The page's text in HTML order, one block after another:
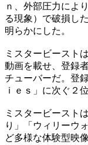
ｎ、外部圧力によ
る現象）で破損し
明らかにした。
ミスタービースト
動画を載せ、登録
チューバーだ。登
ｉｅｓ」に次ぐ２
ミスタービースト
り」「ウィリーウ
ど多様な体験型映